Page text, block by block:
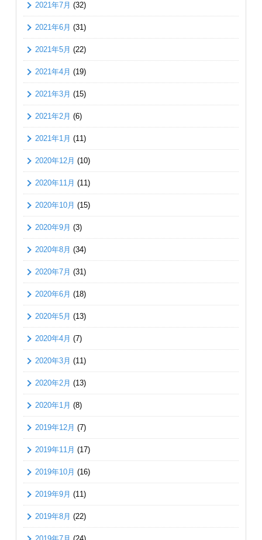
2021年7月 (32)
2021年6月 (31)
2021年5月 (22)
2021年4月 (19)
2021年3月 (15)
2021年2月 (6)
2021年1月 (11)
2020年12月 (10)
2020年11月 (11)
2020年10月 (15)
2020年9月 (3)
2020年8月 (34)
2020年7月 (31)
2020年6月 (18)
2020年5月 (13)
2020年4月 (7)
2020年3月 (11)
2020年2月 (13)
2020年1月 (8)
2019年12月 (7)
2019年11月 (17)
2019年10月 (16)
2019年9月 (11)
2019年8月 (22)